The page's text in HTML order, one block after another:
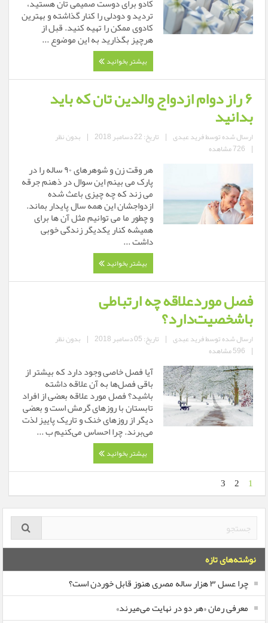
کادو برای دوست صمیمی تان هستید،
تردید و دودلی را کنار گذاشته و بهترین
کادوی ممکن را تهیه کنید. قبل از
هرچیز بگذارید به این موضوع ...
بیشتر بخوانید
۶ راز دوام ازدواج والدین تان که باید
بدانید
ارسال شده توسطفرید عبدی | تاریخ: 22 دسامبر 2018 | بدون نظر
| 726 مشاهده
هر وقت زن و شوهرهای ۹۰ ساله را در
پارک می بینم این سوال در ذهنم جرقه
می زند که چه چیزی باعث شده
ازدواجشان این همه سال پایدار بماند.
و چطور ما می توانیم مثل آن ها برای
همیشه کنار یکدیگر زندگی خوبی
داشت ...
بیشتر بخوانید
فصل موردعلاقه چه ارتباطی
باشخصیت‌دارد؟
ارسال شده توسطفرید عبدی | تاریخ: 05 دسامبر 2018 | بدون نظر
| 596 مشاهده
آیا فصل خاصی وجود دارد که بیشتر از
باقی فصل‌ها به آن علاقه داشته
باشید؟ فصل مورد علاقه بعضی از افراد
تابستان با روزهای گرمش است و بعضی
دیگر از روزهای خنک و تاریک پاییز لذت
می‌برند. چرا احساس می‌کنیم ب ...
بیشتر بخوانید
1
2
3
نوشته‌های تازه
چرا عسل ۳ هزار ساله‌ مصری هنوز قابل خوردن است؟
معرفی رمان «هر دو در نهایت می‌میرند»